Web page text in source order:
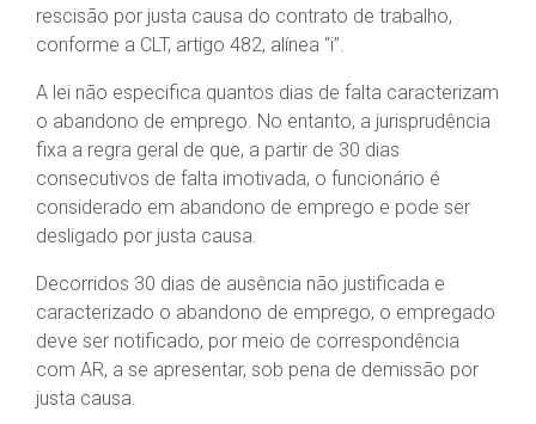
rescisão por justa causa do contrato de trabalho,
conforme a CLT, artigo 482, alínea “i”.
A lei não especifica quantos dias de falta caracterizam
o abandono de emprego. No entanto, a jurisprudência
fixa a regra geral de que, a partir de 30 dias
consecutivos de falta imotivada, o funcionário é
considerado em abandono de emprego e pode ser
desligado por justa causa.
Decorridos 30 dias de ausência não justificada e
caracterizado o abandono de emprego, o empregado
deve ser notificado, por meio de correspondência
com AR, a se apresentar, sob pena de demissão por
justa causa.